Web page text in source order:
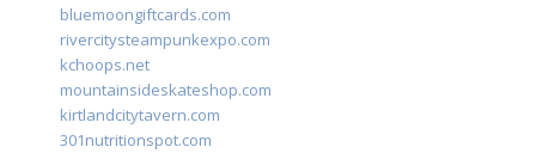
bluemoongiftcards.com
rivercitysteampunkexpo.com
kchoops.net
mountainsideskateshop.com
kirtlandcitytavern.com
301nutritionspot.com